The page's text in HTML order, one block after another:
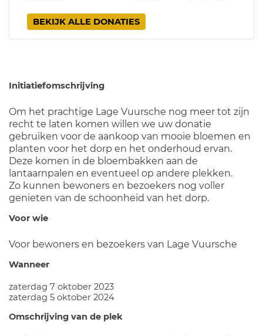
BEKIJK ALLE DONATIES
Initiatiefomschrijving
Om het prachtige Lage Vuursche nog meer tot zijn
recht te laten komen willen we uw donatie
gebruiken voor de aankoop van mooie bloemen en
planten voor het dorp en het onderhoud ervan.
Deze komen in de bloembakken aan de
lantaarnpalen en eventueel op andere plekken.
Zo kunnen bewoners en bezoekers nog voller
genieten van de schoonheid van het dorp.
Voor wie
Voor bewoners en bezoekers van Lage Vuursche
Wanneer
zaterdag 7 oktober 2023
zaterdag 5 oktober 2024
Omschrijving van de plek